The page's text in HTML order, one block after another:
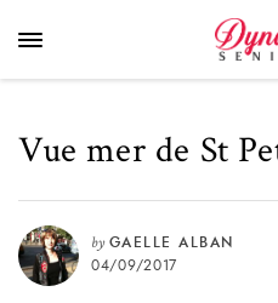
Vue mer de St
by GAELLE ALBAN
04/09/2017